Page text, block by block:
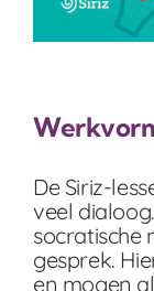
De Siriz-
veel
socratische
gesprek.
en mogen